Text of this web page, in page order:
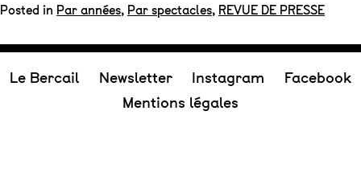
Posted in Par années, Par spectacles, REVUE DE PRESSE
Le Bercail Newsletter Instagram
Facebook
Mentions légales